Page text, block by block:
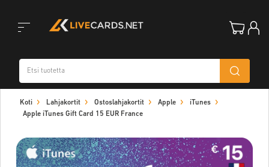
navigation
Koti Lahjakortit Ostoslahjakortit Apple
iTunes
Apple iTunes Gift Card 15 EUR France